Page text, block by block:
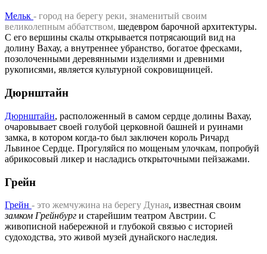
Мельк - город на берегу реки, знаменитый своим
великолепным аббатством, шедевром барочной архитектуры.
С его вершины скалы открывается потрясающий вид на
долину Вахау, а внутреннее убранство, богатое фресками,
позолоченными деревянными изделиями и древними
рукописями, является культурной сокровищницей.
Дюрнштайн
Дюрнштайн, расположенный в самом сердце долины Вахау,
очаровывает своей голубой церковной башней и руинами
замка, в котором когда-то был заключен король Ричард
Львиное Сердце. Прогуляйся по мощеным улочкам, попробуй
абрикосовый ликер и насладись открыточными пейзажами.
Грейн
Грейн - это жемчужина на берегу Дуная, известная своим
замком Грейнбург и старейшим театром Австрии. С
живописной набережной и глубокой связью с историей
судоходства, это живой музей дунайского наследия.